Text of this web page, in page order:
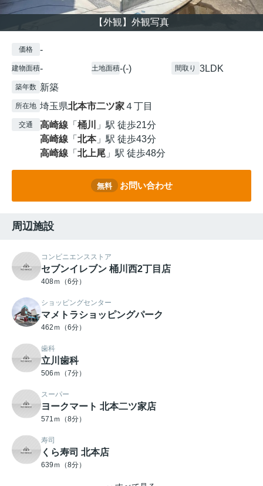
【外観】外観写真
価格 -
建物面積- 土地面積-(-) 間取り 3LDK
築年数 新築
所在地 埼玉県北本市二ツ家４丁目
交通 高崎線 「 桶川
」駅 徒歩21分
高崎線 「 北本」駅 徒歩43分
高崎線 「 北上尾 」駅 徒歩48分
無料 お問い合わせ
周辺施設
コンビニエンスストア
セブンイレブン 桶川西2丁目店
408ｍ（6分）
ショッピングセンター
マメトラショッピングパーク
462ｍ（6分）
歯科
立川歯科
506ｍ（7分）
スーパー
ヨークマート 北本二ツ家店
571ｍ（8分）
寿司
くら寿司 北本店
639ｍ（8分）